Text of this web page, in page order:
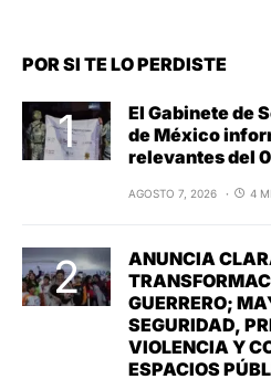
POR SI TE LO PERDISTE
El Gabinete de
de México
relevantes del
AGOSTO 7, 2026 4
ANUNCIA
GUERRERO;
SEGURIDAD,
VIOLENCIA Y
ESPACIOS